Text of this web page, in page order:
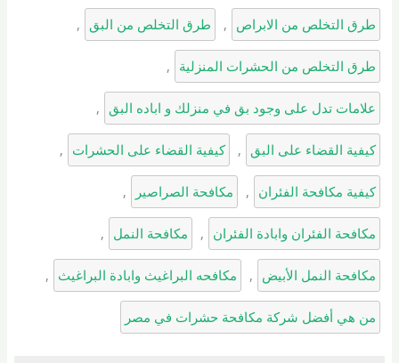
طرق التخلص من الابراص , طرق التخلص من البق ,
طرق التخلص من الحشرات المنزلية ,
علامات تدل على وجود بق في منزلك و اباده البق ,
كيفية القضاء على البق , كيفية القضاء على الحشرات ,
كيفية مكافحة الفئران , مكافحة الصراصير ,
مكافحة الفئران وابادة الفئران , مكافحة النمل ,
مكافحة النمل الأبيض , مكافحه البراغيث وابادة البراغيث ,
من هي أفضل شركة مكافحة حشرات في مصر